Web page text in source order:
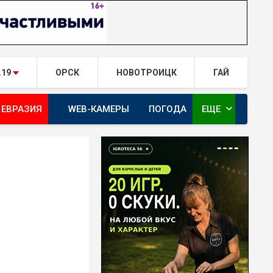
ОРСК НОВОТРОИЦК ГАЙ
WEB-КАМЕРЫ ПОГОДА
ОРЕНБУРГ - ГЕРОИ РЯДОМ С НАМИ
ЕЩЕ expand_more